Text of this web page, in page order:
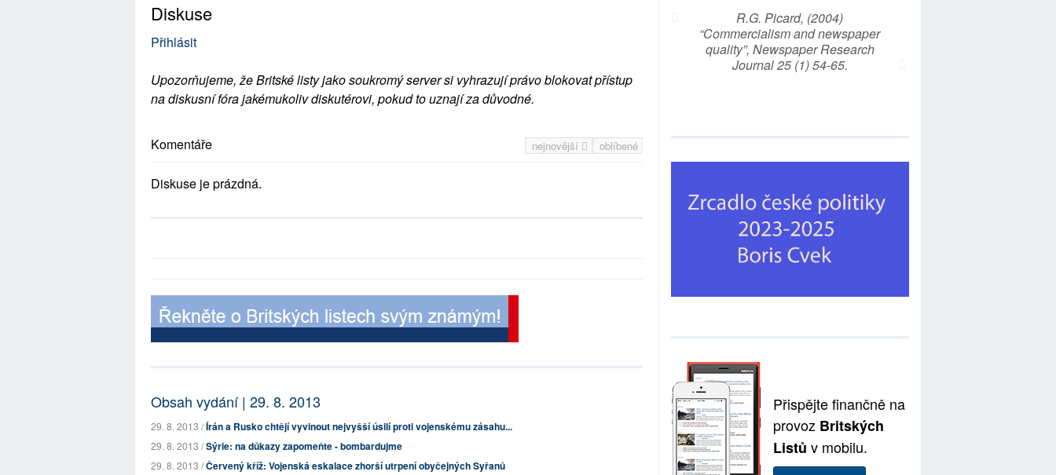
Diskuse
Přihlásit
Upozorňujeme, že Britské listy jako soukromý server si vyhrazují právo blokovat přístup
na diskusní fóra jakémukoliv diskutérovi, pokud to uznají za důvodné.
nejnovější oblíbené
Komentáře
Diskuse je prázdná.
Obsah vydání | 29. 8. 2013
29. 8. 2013 /Írán a Rusko chtějí vyvinout nejvyšší úsilí proti vojenskému zásahu...
29. 8. 2013 /Sýrie: na důkazy zapomeňte - bombardujme
29. 8. 2013 /Červený kříž: Vojenská eskalace zhorší utrpení obyčejných Syřanů
R.G. Picard, (2004)
“Commercialism and newspaper
quality”, Newspaper Research
Journal 25 (1) 54-65.
Přispějte finančně na
provoz Britských
Listů v mobilu.